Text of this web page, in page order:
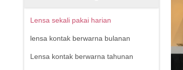
Lensa sekali pakai harian
lensa kontak berwarna bulanan
Lensa kontak berwarna tahunan